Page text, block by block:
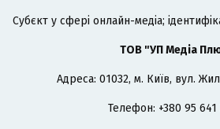
Cубєкт у сфері онлайн-медіа;
ТОВ "УП Медіа
Адреса: 01032, м. Київ, вул.
Телефон: +380 95 641